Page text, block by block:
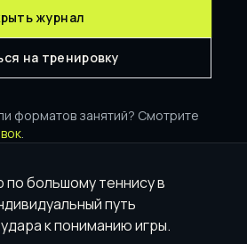
журнал
на тренировку
форматов занятий? Смотрите
.
большому теннису в
путь
к пониманию игры.